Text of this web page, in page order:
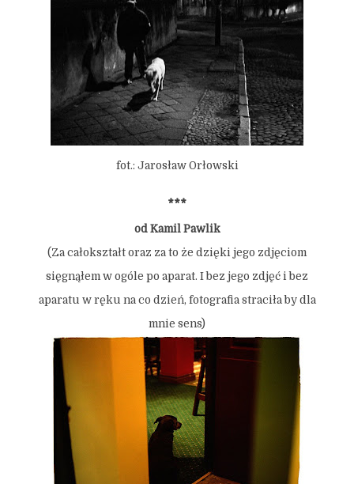
fot.: Jarosław Orłowski
***
od Kamil Pawlik
(Za całokształt oraz za to że dzięki jego zdjęciom
sięgnąłem w ogóle po aparat. I bez jego zdjęć i bez
aparatu w ręku na co dzień, fotografia straciła by dla
mnie sens)